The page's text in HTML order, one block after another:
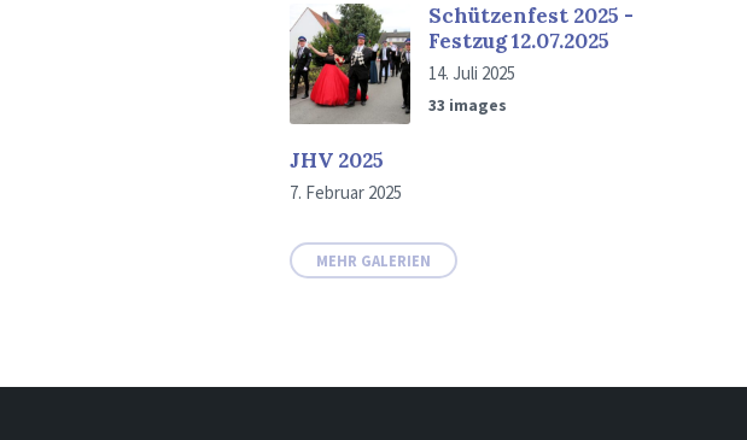
Schützenfest 2025 -
Festzug 12.07.2025
14. Juli 2025
33 images
JHV 2025
7. Februar 2025
MEHR GALERIEN